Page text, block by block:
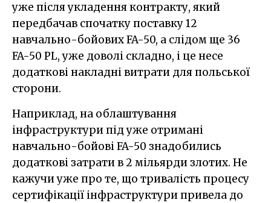
уже після укладення контракту, який
передбачав спочатку поставку 12
навчально-бойових FA-50, а слідом ще 36
FA-50 PL, уже доволі складно, і це несе
додаткові накладні витрати для польської
сторони.
Наприклад, на облаштування
інфраструктури під уже отримані
навчально-бойові FA-50 знадобились
додаткові затрати в 2 мільярди злотих. Не
кажучи уже про те, що тривалість процесу
сертифікації інфраструктури привела до